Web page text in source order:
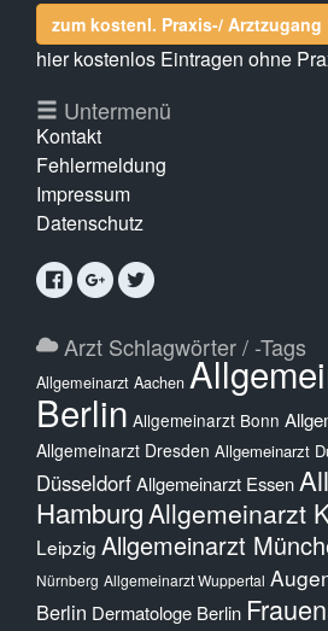
zum kostenl. Praxis-/ Arztzugang
hier kostenlos Eintragen ohne
Untermenü
Kontakt
Fehlermeldung
Impressum
Datenschutz
Arzt Schlagwörter / -Tags
Allgemeinarzt Aachen
Berlin Allgemeinarzt Bonn
Allgemeinarzt Dresden Allgemeinarzt
DüsseldorfAllgemeinarzt Essen
HamburgAllgemeinarzt
Leipzig Allgemeinarzt
Nürnberg Allgemeinarzt Wuppertal
Berlin Dermatologe Berlin